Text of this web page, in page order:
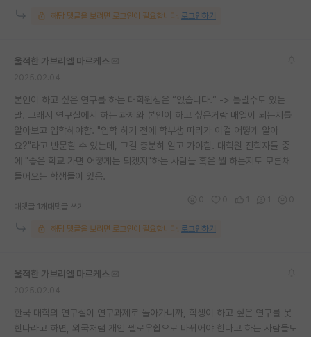
해당 댓글을 보려면 로그인이 필요합니다. 로그인하기
울적한 가브리엘 마르케스
본인이 하고 싶은 연구를 하는 대학원생은 “없습니다.“ -> 틀릴수도 있는
말. 그래서 연구실에서 하는 과제와 본인이 하고 싶은거랑 배열이 되는지를
알아보고 입학해야함. "입학 하기 전에 학부생 따리가 이걸 어떻게 알아
요?"라고 반문할 수 있는데, 그걸 충분히 알고 가야함. 대학원 진학자들 중
에 "좋은 학교 가면 어떻게든 되겠지"하는 사람들 혹은 뭘 하는지도 모른채
들어오는 학생들이 있음.
대댓글 1개 대댓글 쓰기
해당 댓글을 보려면 로그인이 필요합니다. 로그인하기
울적한 가브리엘 마르케스
한국 대학의 연구실이 연구과제로 돌아가니까, 학생이 하고 싶은 연구를 못
한다라고 하면, 외국처럼 개인 펠로우쉽으로 바뀌어야 한다고 하는 사람들도